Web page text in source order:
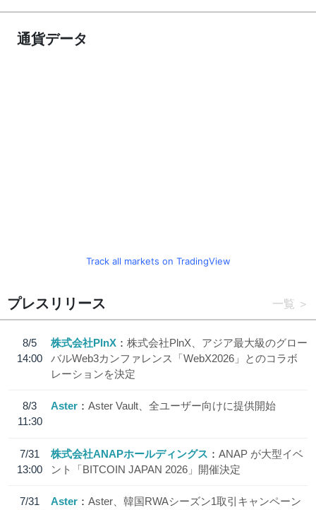
通貨データ
Track all markets on TradingView
プレスリリース 一覧
8/5
14:00
株式会社PlnX
株式会社PlnX、アジア最大級のグロー
バルWeb3カンファレンス「WebX2026」とのコラボ
レーションを決定
8/3
11:30
Aster Aster Vault、全ユーザー向けに提供開始
7/31
13:00
株式会社ANAPホールディングス
ANAP が大型イベ
ント「BITCOIN JAPAN 2026」開催決定
7/31
Aster
Aster、韓国RWAシーズン1取引キャンペーン